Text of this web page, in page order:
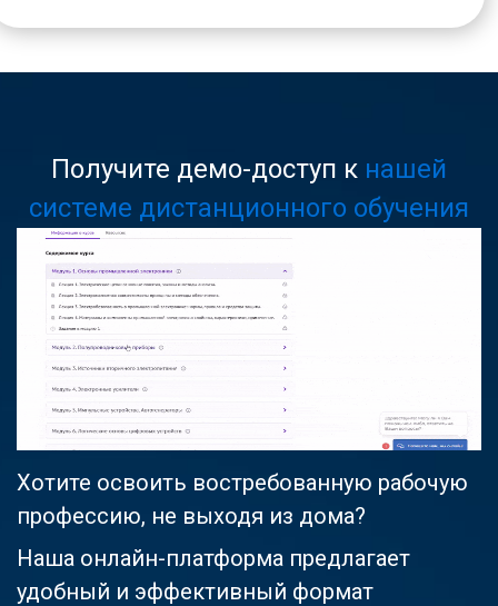
Получите демо-доступ к нашей
системе дистанционного обучения
Хотите освоить востребованную рабочую
профессию, не выходя из дома?
Наша онлайн-платформа предлагает
удобный и эффективный формат